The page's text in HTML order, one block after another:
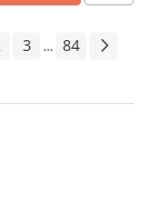
3 ... 84